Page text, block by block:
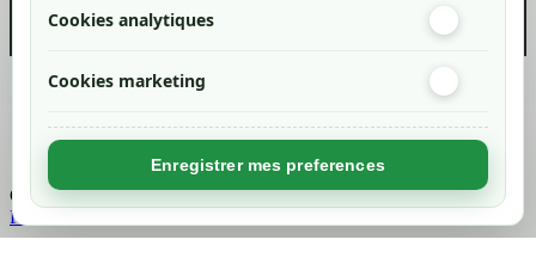
Cookies analytiques
Cookies marketing
Enregistrer mes preferences
Created byNageoconcept
Chargement...
Retour en haut